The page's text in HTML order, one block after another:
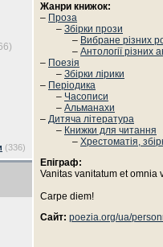
(336)
Жанри книжок:
– Проза
– Збірки прози
– Вибране різних
– Антології різних
– Поезія
– Збірки лірики
– Періодика
– Часописи
– Альманахи
– Дитяча література
– Книжки для читання
– Хрестоматія,
Епіграф:
Vanitas vanitatum et omnia
Carpe diem!
Сайт: poezia.org/ua/